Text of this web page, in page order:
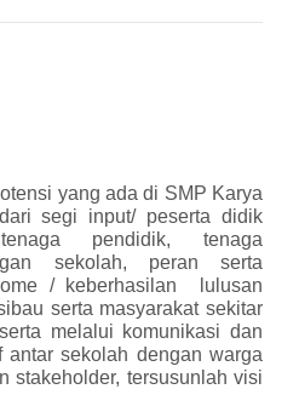
yang ada di SMP Karya
segi input/ peserta didik
pendidik, tenaga
sekolah, peran serta
/ keberhasilan lulusan
serta masyarakat sekitar
melalui komunikasi dan
antar sekolah dengan warga
stakeholder, tersusunlah visi